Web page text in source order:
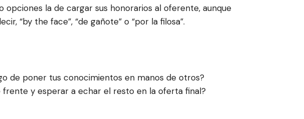
opciones la de cargar sus honorarios al oferente, aunque
“by the face”, “de gañote” o “por la filosa”.
de poner tus conocimientos en manos de otros?
y esperar a echar el resto en la oferta final?